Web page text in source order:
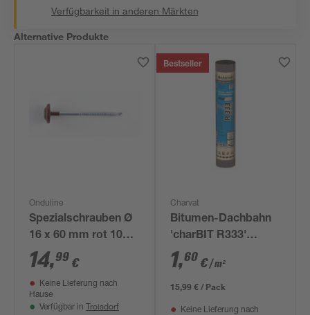
Verfügbarkeit in anderen Märkten
Alternative Produkte
Onduline
Spezialschrauben Ø
16 x 60 mm rot 100
Stück
14,99 €
Keine Lieferung nach
Hause
Verfügbar in Troisdorf
Bestseller
Charvat
Bitumen-Dachbahn
'charBIT R333'
besandet schwarz
100 x 1000 cm
1,60 €/ m²
15,99 € / Pack
Keine Lieferung nach